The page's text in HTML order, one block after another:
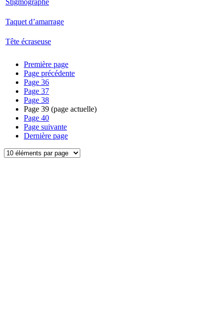
Stigmographe
Taquet d’amarrage
Tête écraseuse
Première page
Page précédente
Page 36
Page 37
Page 38
Page 39 (page actuelle)
Page 40
Page suivante
Dernière page